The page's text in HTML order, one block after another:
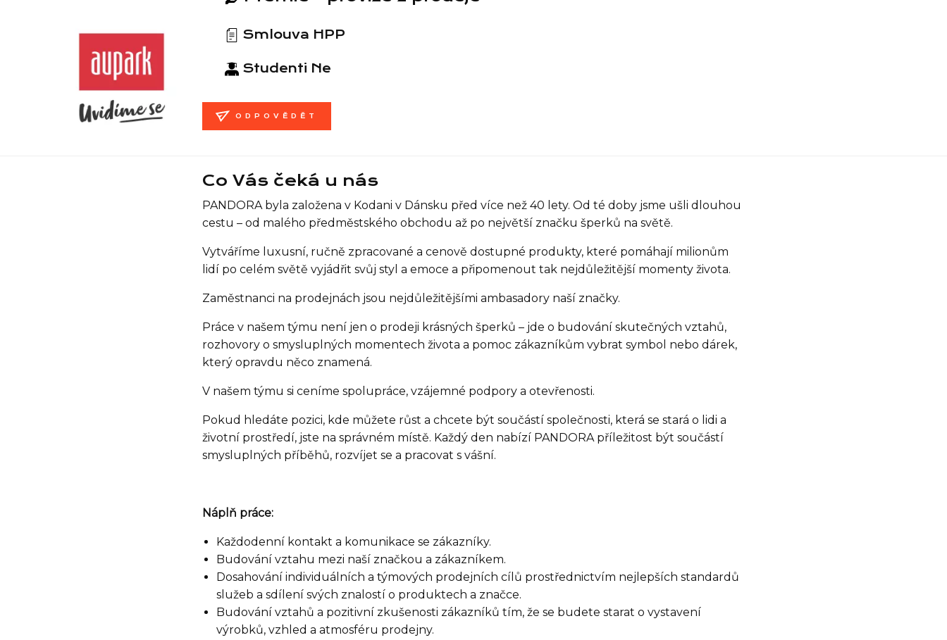
Smlouva HPP
Studenti Ne
ODPOVĚDĚT
Co Vás čeká u nás
PANDORA byla založena v Kodani v Dánsku před více než 40 lety. Od té doby jsme ušli dlouhou
cestu – od malého předměstského obchodu až po největší značku šperků na světě.
Vytváříme luxusní, ručně zpracované a cenově dostupné produkty, které pomáhají milionům
lidí po celém světě vyjádřit svůj styl a emoce a připomenout tak nejdůležitější momenty života.
Zaměstnanci na prodejnách jsou nejdůležitějšími ambasadory naší značky.
Práce v našem týmu není jen o prodeji krásných šperků – jde o budování skutečných vztahů,
rozhovory o smysluplných momentech života a pomoc zákazníkům vybrat symbol nebo dárek,
který opravdu něco znamená.
V našem týmu si ceníme spolupráce, vzájemné podpory a otevřenosti.
Pokud hledáte pozici, kde můžete růst a chcete být součástí společnosti, která se stará o lidi a
životní prostředí, jste na správném místě. Každý den nabízí PANDORA příležitost být součástí
smysluplných příběhů, rozvíjet se a pracovat s vášní.
Náplň práce:
Každodenní kontakt a komunikace se zákazníky.
Budování vztahu mezi naší značkou a zákazníkem.
Dosahování individuálních a týmových prodejních cílů prostřednictvím nejlepších standardů
služeb a sdílení svých znalostí o produktech a značce.
Budování vztahů a pozitivní zkušenosti zákazníků tím, že se budete starat o vystavení
výrobků, vzhled a atmosféru prodejny.